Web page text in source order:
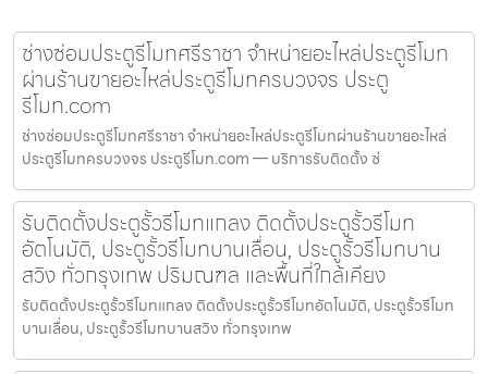
ช่างซ่อมประตูรีโมทศรีราชา จำหน่ายอะไหล่ประตูรีโมท
ผ่านร้านขายอะไหล่ประตูรีโมทครบวงจร ประตู
รีโมท.com
ช่างซ่อมประตูรีโมทศรีราชา จำหน่ายอะไหล่ประตูรีโมทผ่านร้านขายอะไหล่
ประตูรีโมทครบวงจร ประตูรีโมท.com — บริการรับติดตั้ง ซ่
รับติดตั้งประตูรั้วรีโมทแกลง ติดตั้งประตูรั้วรีโมท
อัตโนมัติ, ประตูรั้วรีโมทบานเลื่อน, ประตูรั้วรีโมทบาน
สวิง ทั่วกรุงเทพ ปริมณฑล และพื้นที่ใกล้เคียง
รับติดตั้งประตูรั้วรีโมทแกลง ติดตั้งประตูรั้วรีโมทอัตโนมัติ, ประตูรั้วรีโมท
บานเลื่อน, ประตูรั้วรีโมทบานสวิง ทั่วกรุงเทพ